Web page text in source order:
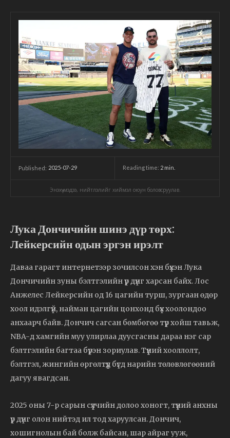
Published: 2025-07-29 Reading time: 2 min.
Энэхүү мэдээ, нийтлэлийг хиймэл оюун боловсруулав.
Лука Дончичийн шинэ дүр төрх:
Лейкерсийн одын эргэн ирэлт
Даваа гарагт интернетээр зочилсон хэн бүхэн Лука
Дончичийн зуны бэлтгэлийн үр дүнг харсан байх. Лос
Анжелес Лейкерсийн од 16 цагийн турш, зургаан өдөр
хоол идэлгүй, найман цагийн цонхонд бүх хоолондоо
анхаарч байв. Дончич сагсан бөмбөгөө түр хойш тавьж,
NBA-д хамгийн муу улирлаа дуусгасны дараа нэг сар
бэлтгэлийн багтаа бүрэн зориулав. Түүний хооллолт,
бэлтгэл, жингийн өргөлтүүд бүгд нарийн төлөвлөгөөний
дагуу явагдсан.
2025 оны 7-р сарын сүүлчийн долоо хоногт, түүний анхны
үр дүнг олон нийтэд ил тод харуулсан. Дончич,
хошигнолын бай болж байсан, шар айраг ууж,